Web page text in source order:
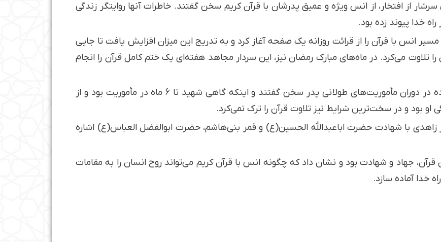
از افتخار، از انس ویژه و عمیق پدرشان با قرآن کریم سخن گفتند. خاطرات آنها روایتگر زندگی
خدا پیوند زده بود.
انس با قرآن را از قرائت روزانه یک صفحه آغاز کرد و به تدریج این میزان افزایش یافت تا جایی
را تلاوت می‌کرد. در ماه‌های مبارک رمضان نیز، این سردار مجاهد هفته‌ای یک ختم کامل قرآن را انجام
فرزندان شهید همچنین از صبر و استقامت خانواده در دوران مأموریت‌های طولانی پدر سخن گفتند و اینکه گاهی شهید تا ۶ ماه در مأموریت بود و از
او بود و در سخت‌ترین شرایط نیز تلاوت قرآن را ترک نمی‌کرد.
با شهادت حضرت اباعبدالله الحسین(ع) و قمر بنی‌هاشم، حضرت ابوالفضل العباس(ع) اشاره
جهاد و شهادت بود و نشان داد که چگونه انس با قرآن کریم می‌تواند روح انسان را به مقامات
خدا آماده سازد.